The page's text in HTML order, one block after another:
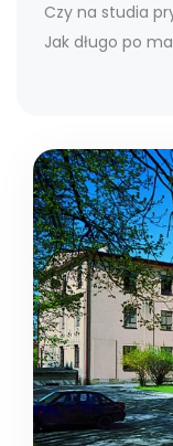
Czy na studia
Jak długo po